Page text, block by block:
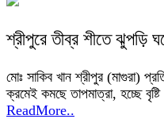
শ্রীপুরে তীব্র শীতে ঝুপড়ি
মোঃ সাকিব খান শ্রীপুর (মাগুরা)
ক্রমেই কমছে তাপমাত্রা, হচ্ছে
ReadMore..